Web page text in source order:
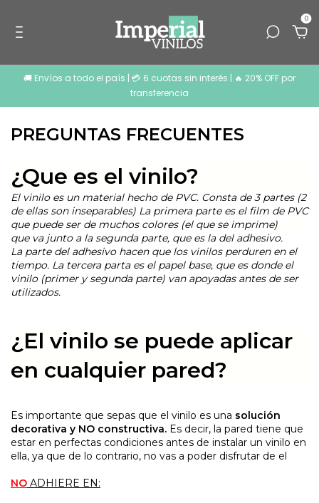
0
🚚 Envíos a todo el país | 💳 6 cuotas sin interés | 🔥 20% OFF por
transferencia
PREGUNTAS FRECUENTES
¿Que es el vinilo?
El vinilo es un material hecho de PVC. Consta de 3 partes (2
de ellas son inseparables) La primera parte es el film de PVC
que puede ser de muchos colores (el que se imprime)
que va junto a la segunda parte, que es la del adhesivo.
La parte del adhesivo hacen que los vinilos perduren en el
tiempo. La tercera parta es el papel base, que es donde el
vinilo (primer y segunda parte) van apoyadas antes de ser
utilizados.
¿El vinilo se puede aplicar
en cualquier pared?
Es importante que sepas que el vinilo es una solución
decorativa y NO constructiva. Es decir, la pared tiene que
estar en perfectas condiciones antes de instalar un vinilo en
ella, ya que de lo contrario, no vas a poder disfrutar de el
NO ADHIERE EN: